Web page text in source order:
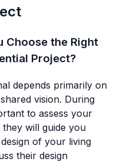
Choose the Right
Project?
depends primarily on
vision. During
to assess your
will guide you
of your living
their design